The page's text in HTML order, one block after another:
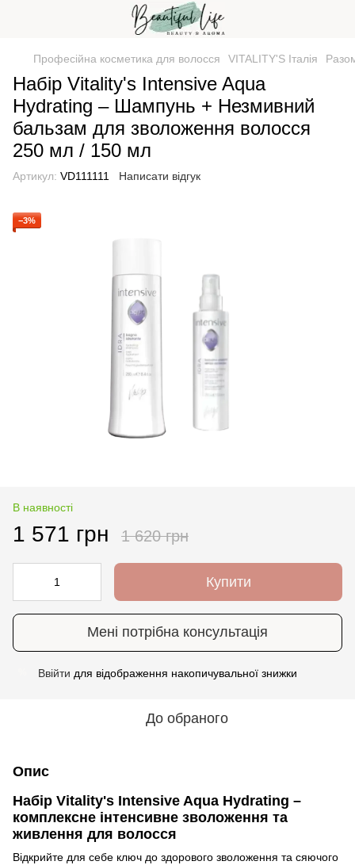
Професійна косметика для волосся VITALITY'S Італія
Набір Vitality's Intensive Aqua
Hydrating – Шампунь + Незмивний
бальзам для зволоження волосся
250 мл / 150 мл
Артикул: VD111111 Написати відгук
−3%
В наявності
1 571 грн 1 620 грн
Купити
Мені потрібна консультація
Ввійти для відображення накопичувальної знижки
До обраного
Опис
Набір Vitality's Intensive Aqua Hydrating –
комплексне інтенсивне зволоження та
живлення для волосся
Відкрийте для себе ключ до здорового зволоження та сяючого